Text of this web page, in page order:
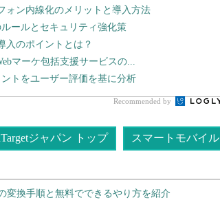
ォン内線化のメリットと導入方法
ールとセキュリティ強化策
入のポイントとは？
マーケ包括支援サービスの...
トをユーザー評価を基に分析
Recommended by
ジャパン トップ スマートモバイル
変換手順と無料でできるやり方を紹介